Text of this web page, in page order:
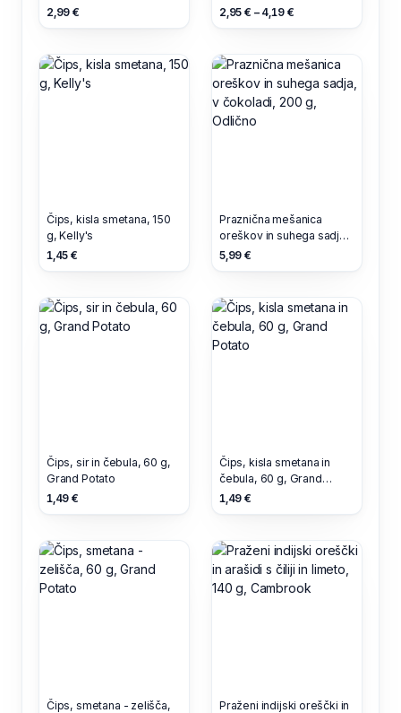
2,99 €
0.3 l, Frosch Baby
2,95 € – 4,19 €
Čips, kisla smetana, 150
g, Kelly's
1,45 €
Praznična mešanica
oreškov in suhega sadja,
v čokoladi, 200 g,
5,99 €
Čips, sir in čebula, 60 g,
Grand Potato
1,49 €
Čips, kisla smetana in
čebula, 60 g, Grand
Potato
1,49 €
Čips, smetana - zelišča,
Praženi indijski oreščki in